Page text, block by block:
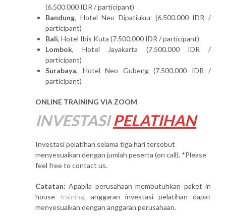
(6.500.000 IDR / participant)
Bandung, Hotel Neo Dipatiukur (6.500.000 IDR /
participant)
Bali, Hotel Ibis Kuta (7.500.000 IDR / participant)
Lombok, Hotel Jayakarta (7.500.000 IDR /
participant)
Surabaya, Hotel Neo Gubeng (7.500.000 IDR /
participant)
ONLINE TRAINING VIA ZOOM
INVESTASI PELATIHAN
Investasi pelatihan selama tiga hari tersebut
menyesuaikan dengan jumlah peserta (on call). *Please
feel free to contact us.
Catatan: Apabila perusahaan membutuhkan paket in
house training, anggaran investasi pelatihan dapat
menyesuaikan dengan anggaran perusahaan.